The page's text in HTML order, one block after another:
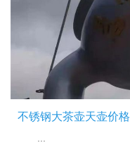
不锈钢大茶壶天壶价格
...